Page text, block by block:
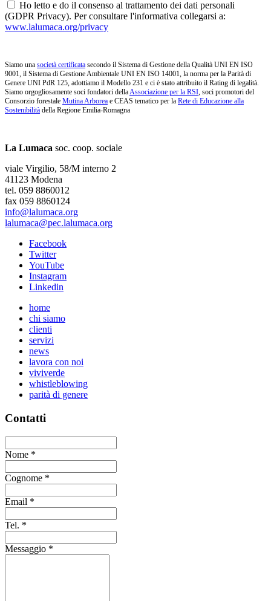
Ho letto e do il consenso al trattamento dei dati personali
(GDPR Privacy). Per consultare l'informativa collegarsi a:
www.lalumaca.org/privacy
Siamo una società certificata secondo il Sistema di Gestione della Qualità UNI EN ISO
9001, il Sistema di Gestione Ambientale UNI EN ISO 14001, la norma per la Parità di
Genere UNI PdR 125, adottiamo il Modello 231 e ci è stato attribuito il Rating di legalità.
Siamo orgogliosamente soci fondatori dellaAssociazione per la RSI, soci promotori del
Consorzio forestale Mutina Arborea e CEAS tematico per la Rete di Educazione alla
Sostenibilità della Regione Emilia-Romagna
La Lumaca soc. coop. sociale
viale Virgilio, 58/M interno 2
41123 Modena
tel. 059 8860012
fax 059 8860124
info@lalumaca.org
lalumaca@pec.lalumaca.org
Facebook
Twitter
YouTube
Instagram
Linkedin
home
chi siamo
clienti
servizi
news
lavora con noi
viviverde
whistleblowing
parità di genere
Contatti
Nome *
Cognome *
Email *
Tel. *
Messaggio *